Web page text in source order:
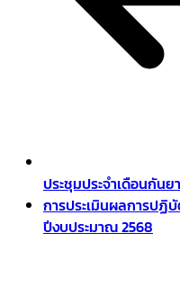
ประชุมประจำเดือนกันย
การประเมินผลการปฏิ
ปีงบประมาณ 2568